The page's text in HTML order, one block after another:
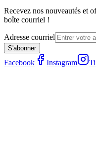
Recevez nos nouveautés et
boîte courriel !
Adresse courriel
S'abonner
Facebook Instagram